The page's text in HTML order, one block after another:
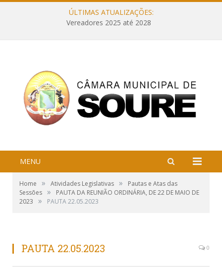
ÚLTIMAS ATUALIZAÇÕES:
Vereadores 2025 até 2028
MENU
Home » Atividades Legislativas »
Pautas e Atas das
Sessões »
PAUTA DA REUNIÃO ORDINÁRIA, DE 22 DE MAIO DE
2023
» PAUTA 22.05.2023
PAUTA 22.05.2023 0